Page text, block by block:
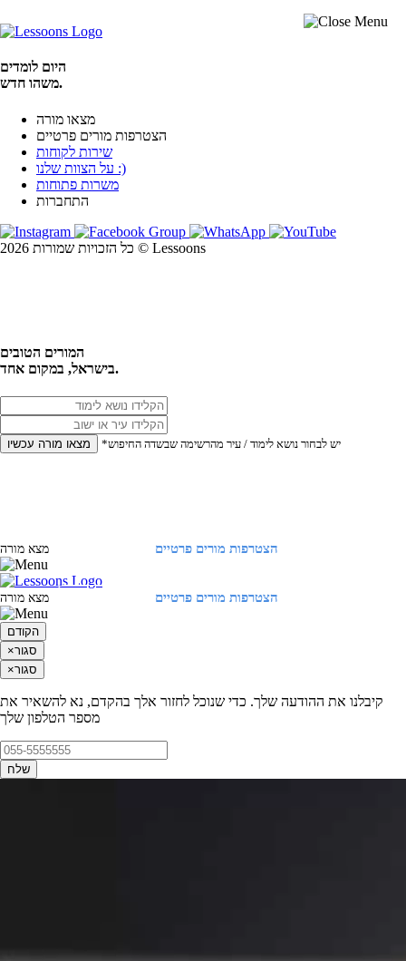
היום לומדים
משהו חדש.
מצאו מורה
הצטרפות מורים פרטיים
שירות לקוחות
על הצוות שלנו :)
משרות פתוחות
התחברות
כל הזכויות שמורות 2026 © Lessoons
המורים הטובים
בישראל, במקום אחד.
מצאו מורה עכשיו *יש לבחור נושא לימוד / עיר מהרשימה שבשדה החיפוש
הצטרפות מורים פרטיים מצא מורה
הצטרפות מורים פרטיים מצא מורה
הקודם
×סגור
×סגור
קיבלנו את ההודעה שלך. כדי שנוכל לחזור אלך בהקדם, נא להשאיר את
מספר הטלפון שלך
שלח